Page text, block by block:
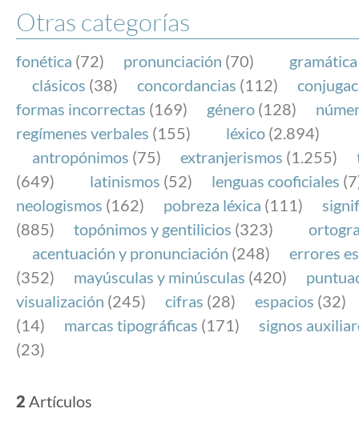
NOTICIAS
SOBRE LA FUNDÉURAE
FundéuRAE es una fundación patrocinada por la
y la Real Academia Española, cuyo objetivo es
el buen uso del español en los medios de
Internet.
Otras categorías
fonética (72) pronunciación (70) gramática
clásicos (38) concordancias (112)
formas incorrectas (169) género (128)
regímenes verbales (155) léxico (2.894)
antropónimos (75) extranjerismos (1.255)
(649)
latinismos (52) lenguas cooficiales
neologismos (162) pobreza léxica (111)
(885)
topónimos y gentilicios (323)
acentuación y pronunciación (248)
errores
(352)
mayúsculas y minúsculas (420)
visualización (245) cifras (28) espacios (32)
(14)
marcas tipográficas (171)
signos
(23)
2 Artículos